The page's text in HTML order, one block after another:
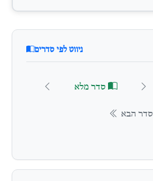
ניווט לפי סדרים
סדר מלא
סדר הבא